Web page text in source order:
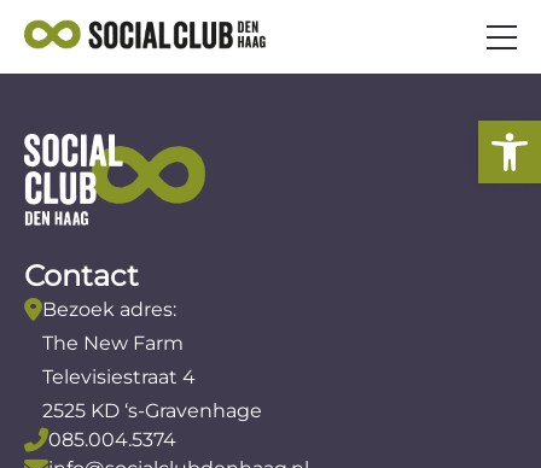
SOCIAAL ONDERNEMEN
VEELGESTELDE VRAGEN
AANMELDEN ALS ONDERNEMER
Contact
Bezoek adres:
The New Farm
Televisiestraat 4
2525 KD ‘s-Gravenhage
085.004.5374